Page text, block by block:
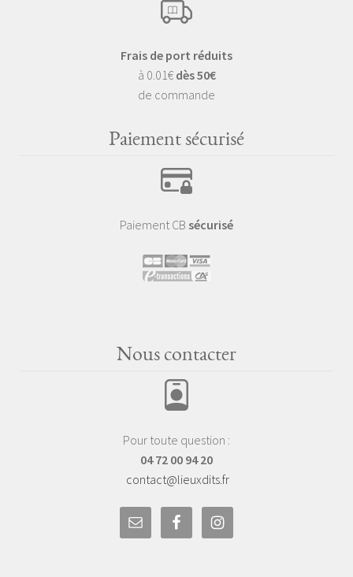
Frais de port réduits
à 0.01€ dès 50€
de commande
Paiement sécurisé
Paiement CB sécurisé
Nous contacter
Pour toute question :
04 72 00 94 20
contact@lieuxdits.fr